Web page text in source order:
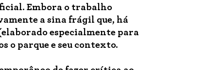
Embora o trabalho
a sina frágil que, há
especialmente para
o parque e seu contexto.